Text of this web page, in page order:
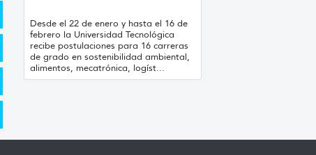
Desde el 22 de enero y hasta el 16 de
febrero la Universidad Tecnológica
recibe postulaciones para 16 carreras
de grado en sostenibilidad ambiental,
alimentos, mecatrónica, logíst...